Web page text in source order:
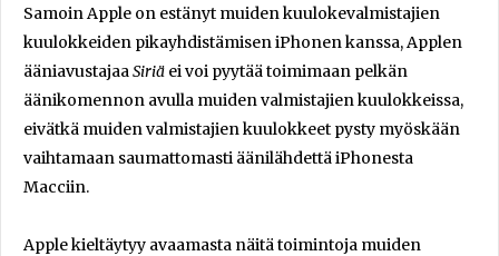
Samoin Apple on estänyt muiden kuulokevalmistajien
kuulokkeiden pikayhdistämisen iPhonen kanssa, Applen
ääniavustajaaSiriä ei voi pyytää toimimaan pelkän
äänikomennon avulla muiden valmistajien kuulokkeissa,
eivätkä muiden valmistajien kuulokkeet pysty myöskään
vaihtamaan saumattomasti äänilähdettä iPhonesta
Macciin.
Apple kieltäytyy avaamasta näitä toimintoja muiden